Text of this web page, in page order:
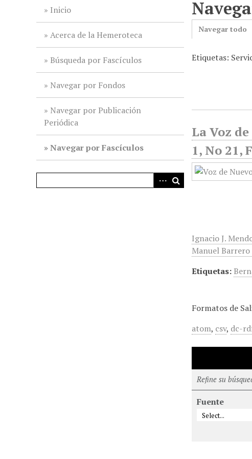
Inicio
Acerca de la Hemeroteca
Búsqueda por Fascículos
Navegar por Fondos
Navegar por Publicación
Periódica
Navegar por Fascículos
Navegar todo
Etiquetas:
La Voz
1, No 21,
Ignacio J.
Manuel
Etiquetas:
Formatos de
atom, csv, dc-
Refine su
Fuente